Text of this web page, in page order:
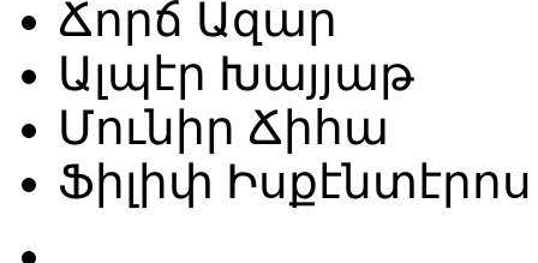
Ճորճ Ազար
Ալպէր Խայյաթ
Մունիր Ճիհա
Ֆիլիփ Իսքէնտէրոս